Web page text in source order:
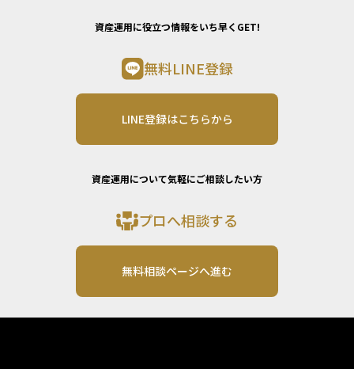
資産運用に役立つ情報をいち早くGET!
無料LINE登録
LINE登録はこちらから
資産運用について気軽にご相談したい方
プロへ相談する
無料相談ページへ進む